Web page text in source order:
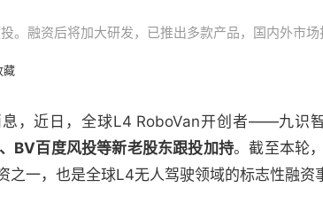
。融资后将加大研发，已推出多款产品，国内外市场
藏
，近日，全球L4 RoboVan开创者——九识
BV百度风投等新老股东跟投加持。截至本轮
一，也是全球L4无人驾驶领域的标志性融资